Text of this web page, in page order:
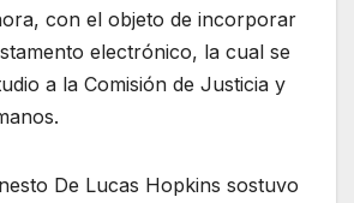
con el objeto de incorporar
electrónico, la cual se
a la Comisión de Justicia y
De Lucas Hopkins sostuvo